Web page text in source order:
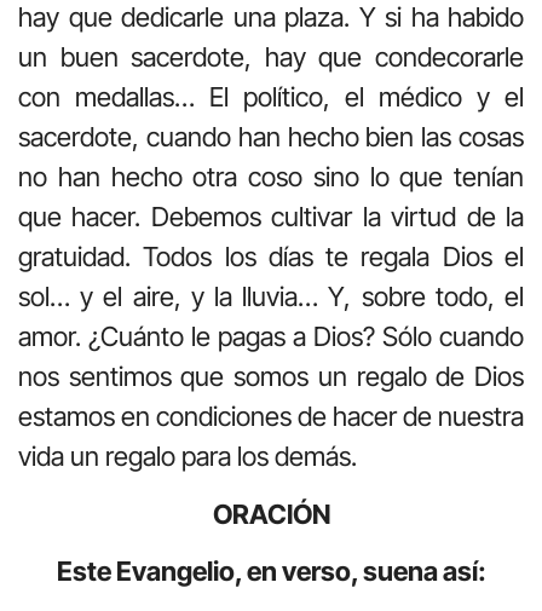
hay que dedicarle una plaza. Y si ha habido
un buen sacerdote, hay que condecorarle
con medallas… El político, el médico y el
sacerdote, cuando han hecho bien las cosas
no han hecho otra coso sino lo que tenían
que hacer. Debemos cultivar la virtud de la
gratuidad. Todos los días te regala Dios el
sol… y el aire, y la lluvia… Y, sobre todo, el
amor. ¿Cuánto le pagas a Dios? Sólo cuando
nos sentimos que somos un regalo de Dios
estamos en condiciones de hacer de nuestra
vida un regalo para los demás.
ORACIÓN
Este Evangelio, en verso, suena así: